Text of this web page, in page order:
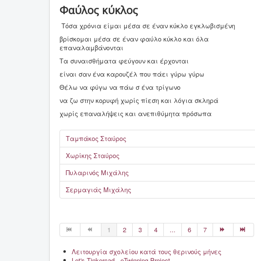
Φαύλος κύκλος
Τόσα χρόνια είμαι μέσα σε έναν κύκλο εγκλωβισμένη
βρίσκομαι μέσα σε έναν φαύλο κύκλο και όλα
επαναλαμβάνονται
Τα συναισθήματα φεύγουν και έρχονται
είναι σαν ένα καρουζέλ που πάει γύρω γύρω
Θέλω να φύγω να πάω σ ένα τρίγωνο
να ζω στην κορυφή χωρίς πίεση και λόγια σκληρά
χωρίς επαναλήψεις και ανεπιθύμητα πρόσωπα
Ταμπάκος Σταύρος
Χωρίκης Σταύρος
Πυλαρινός Μιχάλης
Σερμαγιάς Μιχάλης
1 2 3 4 ... 6 7
Λειτουργία σχολείου κατά τους θερινούς μήνες